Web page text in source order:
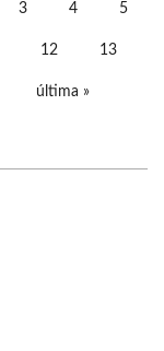
3 4 5
12 13
última »